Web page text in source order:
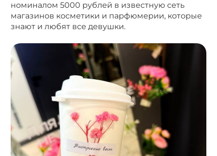
номиналом 5000 рублей в известную сеть
магазинов косметики и парфюмерии, которые
знают и любят все девушки.